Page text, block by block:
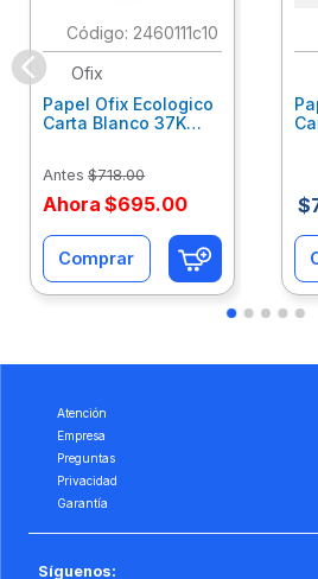
: 2460111c10
Ofix
Papel Ofix Ecologico
Carta Blanco 37K
Antes $718.00
Ahora $695.00
Comprar
$
Atención
Empresa
Preguntas
Privacidad
Garantía
Síguenos: